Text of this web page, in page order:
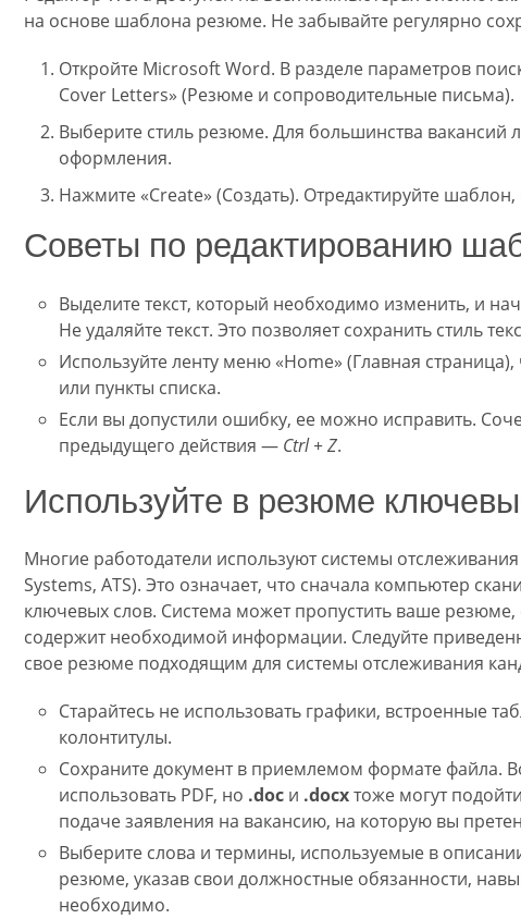
на основе шаблона резюме. Не забывайте регулярно
Откройте Microsoft Word. В разделе параметров
Cover Letters» (Резюме и сопроводительные письма).
Выберите стиль резюме. Для большинства вакансий
оформления.
Нажмите «Create» (Создать). Отредактируйте
Советы по редактированию
Выделите текст, который необходимо изменить, и
Не удаляйте текст. Это позволяет сохранить стиль
Используйте ленту меню «Home» (Главная
или пункты списка.
Если вы допустили ошибку, ее можно исправить.
предыдущего действия — Ctrl + Z.
Используйте в резюме
Многие работодатели используют системы
Systems, ATS). Это означает, что сначала компьютер
ключевых слов. Система может пропустить ваше резюме,
содержит необходимой информации. Следуйте
свое резюме подходящим для системы отслеживания
Старайтесь не использовать графики, встроенные
колонтитулы.
Сохраните документ в приемлемом формате файла.
использовать PDF, но .doc и .docxтоже могут
подаче заявления на вакансию, на которую вы
Выберите слова и термины, используемые в
резюме, указав свои должностные обязанности,
необходимо.